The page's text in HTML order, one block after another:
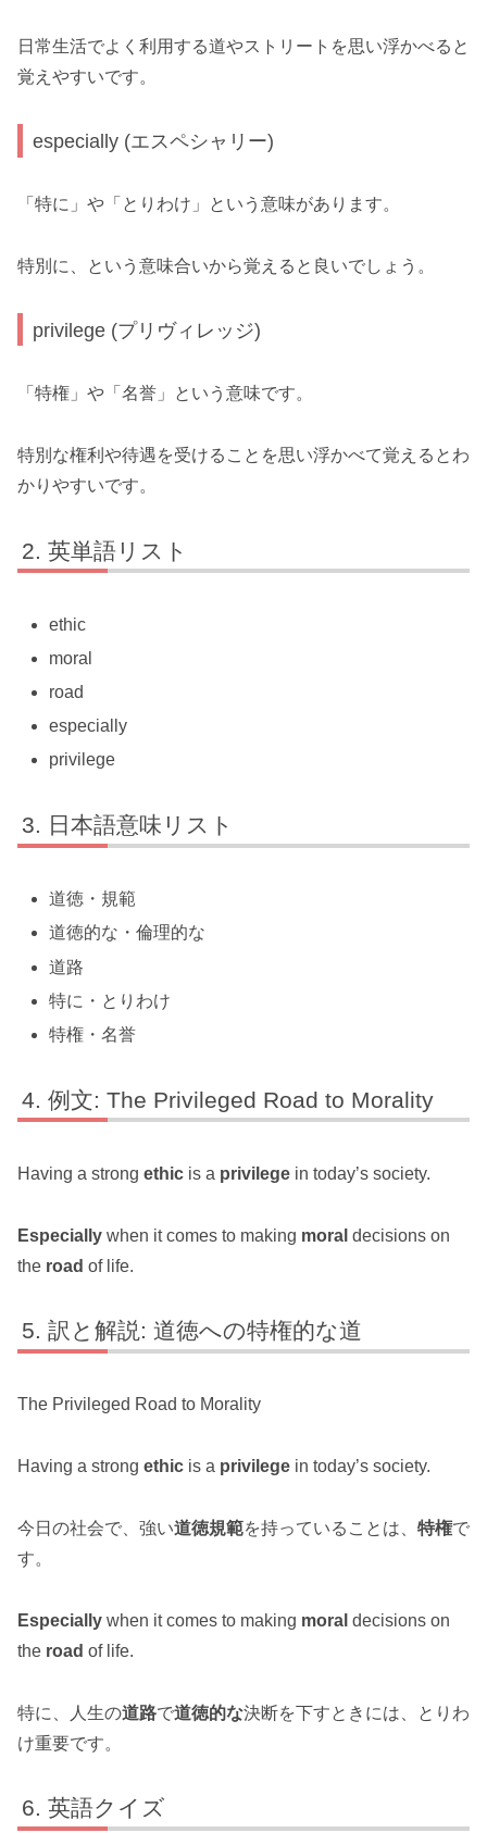
日常生活でよく利用する道やストリートを思い浮かべると
覚えやすいです。
especially (エスペシャリー)
「特に」や「とりわけ」という意味があります。
特別に、という意味合いから覚えると良いでしょう。
privilege (プリヴィレッジ)
「特権」や「名誉」という意味です。
特別な権利や待遇を受けることを思い浮かべて覚えるとわ
かりやすいです。
英単語リスト
ethic
moral
road
especially
privilege
日本語意味リスト
道徳・規範
道徳的な・倫理的な
道路
特に・とりわけ
特権・名誉
例文: The Privileged Road to Morality
Having a strong ethic is a privilege in today’s society.
Especially when it comes to making moral decisions on
the road of life.
訳と解説: 道徳への特権的な道
The Privileged Road to Morality
Having a strong ethic is a privilege in today’s society.
今日の社会で、強い道徳規範を持っていることは、 特権で
す。
Especially when it comes to making moral decisions on
the road of life.
特に、人生の道路で道徳的な決断を下すときには、とりわ
け重要です。
英語クイズ